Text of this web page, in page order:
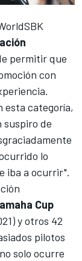
permitir que
con
esta categoría,
suspiro de
lo
iba a ocurrir".
Cup
y otros 42
pilotos
solo ocurre